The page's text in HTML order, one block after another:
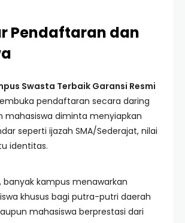
Pendaftaran dan
Swasta Terbaik Garansi Resmi
pendaftaran secara daring
mahasiswa diminta menyiapkan
seperti ijazah SMA/Sederajat, nilai
identitas.
banyak kampus menawarkan
khusus bagi putra-putri daerah
mahasiswa berprestasi dari